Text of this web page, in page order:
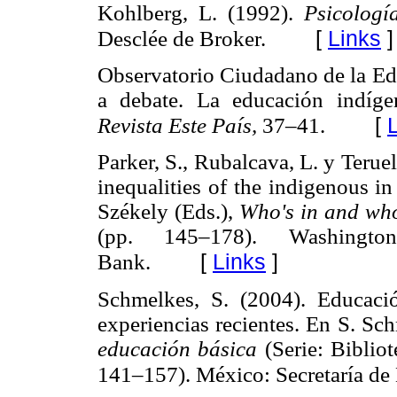
Kohlberg, L. (1992).
Desclée de Broker. [ Links ]
Observatorio Ciudadano de la
a debate. La educación
Revista Este País, 37–41. [
Parker, S., Rubalcava, L. y
inequalities of the indigenous
Székely (Eds.), Who's in and
(pp. 145–178).
Bank. [ Links ]
Schmelkes, S. (2004).
experiencias recientes. En S.
educación básica (Serie:
141–157). México: Secretaría